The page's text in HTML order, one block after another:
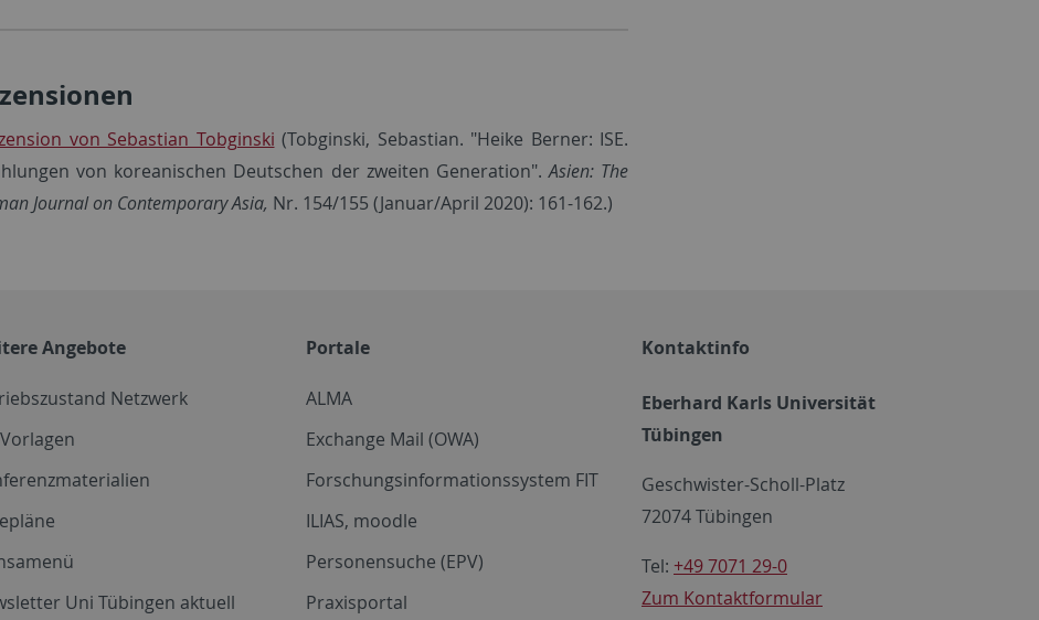
von Sebastian Tobginski (Tobginski, Sebastian. "Heike Berner: ISE.
von koreanischen Deutschen der zweiten Generation".Asien: The
Journal on Contemporary Asia, Nr. 154/155 (Januar/April 2020): 161-162.)
Angebote
Netzwerk
Uni Tübingen aktuell
Portale
ALMA
Exchange Mail (OWA)
Forschungsinformationssystem FIT
ILIAS, moodle
Personensuche (EPV)
Praxisportal
Kontaktinfo
Eberhard Karls Universität
Tübingen
Geschwister-Scholl-Platz
72074 Tübingen
Tel: +49 7071 29-0
Zum Kontaktformular